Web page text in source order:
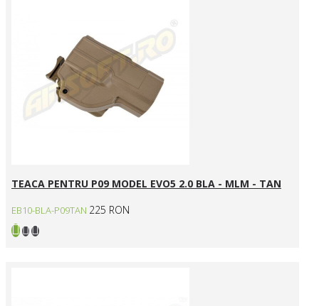
TEACA PENTRU P09 MODEL EVO5 2.0 BLA - MLM - TAN
EB10-BLA-P09TAN 225 RON